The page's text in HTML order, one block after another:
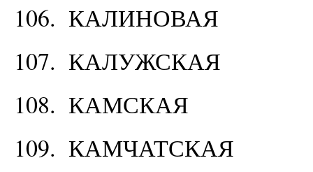
106. КАЛИНОВАЯ
107. КАЛУЖСКАЯ
108. КАМСКАЯ
109. КАМЧАТСКАЯ